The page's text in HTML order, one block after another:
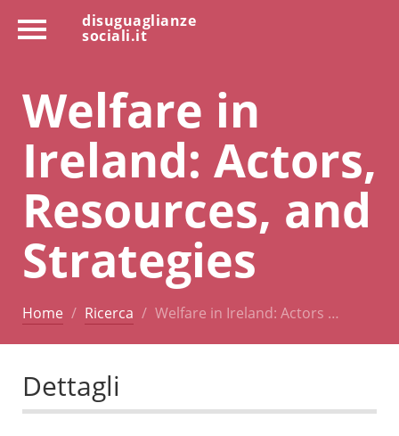
disuguaglianze
sociali.it
Welfare in
Ireland: Actors,
Resources, and
Strategies
Home Ricerca Welfare in Ireland: Actors …
Dettagli